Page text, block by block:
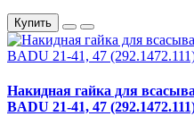
Купить
Накидная гайка для
BADU 21-41, 47